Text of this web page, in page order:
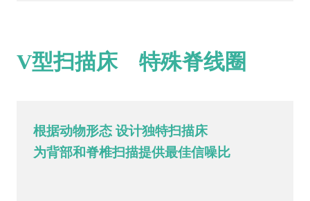
V型扫描床 特殊脊线圈
根据动物形态 设计独特扫描床
为背部和脊椎扫描提供最佳信噪比